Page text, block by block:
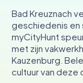
Tickets
Bad Kreuznach
geschiedenis en
myCityHunt
met zijn
Kauzenburg.
cultuur van deze